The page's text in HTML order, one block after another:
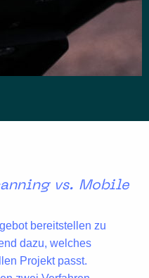
vs. Mobile
bereitstellen zu
dazu, welches
Projekt passt.